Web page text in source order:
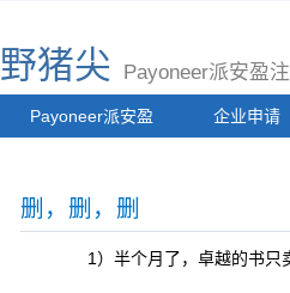
野猪尖 Payoneer派安盈
Payoneer派安盈 企业申请
删，删，删
1）半个月了，卓越的书只